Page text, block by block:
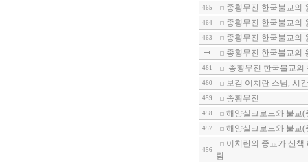
465 종횡무진 한국불교의
464 종횡무진 한국불교의
463
종횡무진 한국불교의
종횡무진 한국불교의
461 종횡무진 한국불교
460 보검 이치란 스님, 시
459 종횡무진
458 해양실크로드와 불교
457 해양실크로드와 불교(
456
이치란의 종교가 산
림